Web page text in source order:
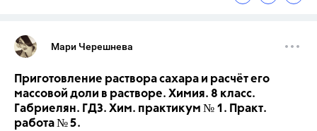
Мари Черешнева
Приготовление раствора сахара и расчёт его
массовой доли в растворе. Химия. 8 класс.
Габриелян. ГДЗ. Хим. практикум № 1. Практ.
работа № 5.